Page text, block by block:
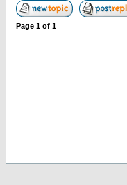
Page 1 of 1